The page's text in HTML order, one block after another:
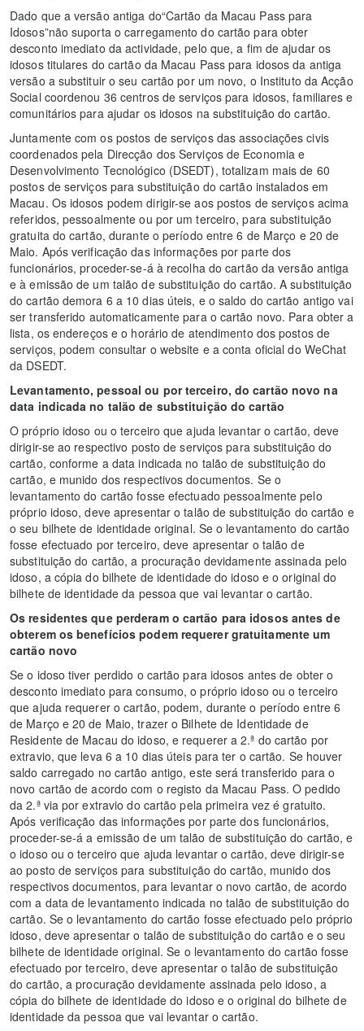
Dado que a versão antiga do“Cartão da Macau Pass para
Idosos”não suporta o carregamento do cartão para obter
desconto imediato da actividade, pelo que, a fim de ajudar os
idosos titulares do cartão da Macau Pass para idosos da antiga
versão a substituir o seu cartão por um novo, o Instituto da Acção
Social coordenou 36 centros de serviços para idosos, familiares e
comunitários para ajudar os idosos na substituição do cartão.
Juntamente com os postos de serviços das associações civis
coordenados pela Direcção dos Serviços de Economia e
Desenvolvimento Tecnológico (DSEDT), totalizam mais de 60
postos de serviços para substituição do cartão instalados em
Macau. Os idosos podem dirigir-se aos postos de serviços acima
referidos, pessoalmente ou por um terceiro, para substituição
gratuita do cartão, durante o período entre 6 de Março e 20 de
Maio. Após verificação das informações por parte dos
funcionários, proceder-se-á à recolha do cartão da versão antiga
e à emissão de um talão de substituição do cartão. A substituição
do cartão demora 6 a 10 dias úteis, e o saldo do cartão antigo vai
ser transferido automaticamente para o cartão novo. Para obter a
lista, os endereços e o horário de atendimento dos postos de
serviços, podem consultar o website e a conta oficial do WeChat
da DSEDT.
Levantamento, pessoal ou por terceiro, do cartão novo na
data indicada no talão de substituição do cartão
O próprio idoso ou o terceiro que ajuda levantar o cartão, deve
dirigir-se ao respectivo posto de serviços para substituição do
cartão, conforme a data indicada no talão de substituição do
cartão, e munido dos respectivos documentos. Se o
levantamento do cartão fosse efectuado pessoalmente pelo
próprio idoso, deve apresentar o talão de substituição do cartão e
o seu bilhete de identidade original. Se o levantamento do cartão
fosse efectuado por terceiro, deve apresentar o talão de
substituição do cartão, a procuração devidamente assinada pelo
idoso, a cópia do bilhete de identidade do idoso e o original do
bilhete de identidade da pessoa que vai levantar o cartão.
Os residentes que perderam o cartão para idosos antes de
obterem os benefícios podem requerer gratuitamente um
cartão novo
Se o idoso tiver perdido o cartão para idosos antes de obter o
desconto imediato para consumo, o próprio idoso ou o terceiro
que ajuda requerer o cartão, podem, durante o período entre 6
de Março e 20 de Maio, trazer o Bilhete de Identidade de
Residente de Macau do idoso, e requerer a 2.ª do cartão por
extravio, que leva 6 a 10 dias úteis para ter o cartão. Se houver
saldo carregado no cartão antigo, este será transferido para o
novo cartão de acordo com o registo da Macau Pass. O pedido
da 2.ª via por extravio do cartão pela primeira vez é gratuito.
Após verificação das informações por parte dos funcionários,
proceder-se-á a emissão de um talão de substituição do cartão, e
o idoso ou o terceiro que ajuda levantar o cartão, deve dirigir-se
ao posto de serviços para substituição do cartão, munido dos
respectivos documentos, para levantar o novo cartão, de acordo
com a data de levantamento indicada no talão de substituição do
cartão. Se o levantamento do cartão fosse efectuado pelo próprio
idoso, deve apresentar o talão de substituição do cartão e o seu
bilhete de identidade original. Se o levantamento do cartão fosse
efectuado por terceiro, deve apresentar o talão de substituição
do cartão, a procuração devidamente assinada pelo idoso, a
cópia do bilhete de identidade do idoso e o original do bilhete de
identidade da pessoa que vai levantar o cartão.